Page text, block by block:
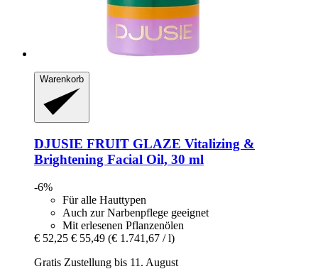
Warenkorb
DJUSIE FRUIT GLAZE Vitalizing &
Brightening Facial Oil, 30 ml
-6%
Für alle Hauttypen
Auch zur Narbenpflege geeignet
Mit erlesenen Pflanzenölen
€ 52,25 € 55,49 (€ 1.741,67 / l)
Gratis Zustellung bis 11. August